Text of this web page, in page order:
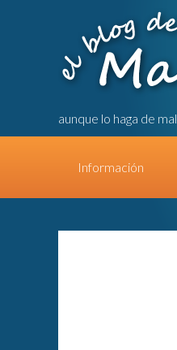
aunque lo haga de
Información